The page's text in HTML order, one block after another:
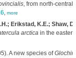
, from north-central
, more
Erikstad, K.E.; Shaw,
arcticain the
A new species of